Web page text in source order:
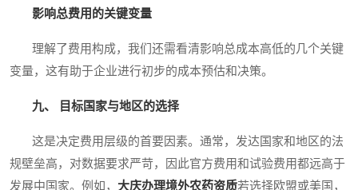
影响总费用的关键变量
理解了费用构成，我们还需看清影响总成本高低的几个关键
变量，这有助于企业进行初步的成本预估和决策。
九、 目标国家与地区的选择
这是决定费用层级的首要因素。通常，发达国家和地区的法
规壁垒高，对数据要求严苛，因此官方费用和试验费用都远高于
发展中国家。例如， 大庆办理境外农药资质若选择欧盟或美国，